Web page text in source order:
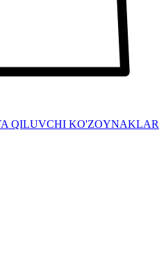
QILUVCHI KO'ZOYNAKLAR